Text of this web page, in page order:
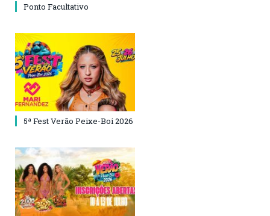
Ponto Facultativo
5ª Fest Verão Peixe-Boi 2026